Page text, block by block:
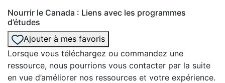
Nourrir le Canada : Liens avec les programmes
d’études
Ajouter à mes favoris
Lorsque vous téléchargez ou commandez une
ressource, nous pourrions vous contacter par la suite
en vue d’améliorer nos ressources et votre expérience.